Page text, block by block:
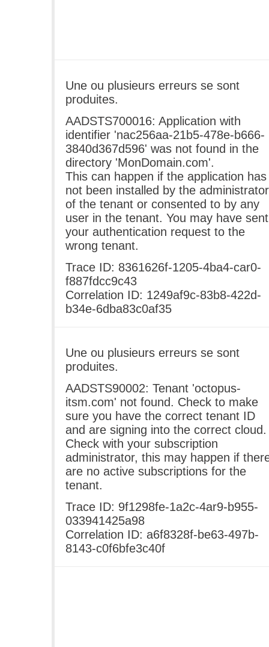
Une ou plusieurs erreurs se sont
produites.
AADSTS700016: Application with
identifier 'nac256aa-21b5-478e-b666-
3840d367d596' was not found in the
directory 'MonDomain.com'.
This can happen if the application has
not been installed by the administrator
of the tenant or consented to by any
user in the tenant. You may have sent
your authentication request to the
wrong tenant.
Trace ID: 8361626f-1205-4ba4-car0-
f887fdcc9c43
Correlation ID: 1249af9c-83b8-422d-
b34e-6dba83c0af35
Une ou plusieurs erreurs se sont
produites.
AADSTS90002: Tenant 'octopus-
itsm.com' not found. Check to make
sure you have the correct tenant ID
and are signing into the correct cloud.
Check with your subscription
administrator, this may happen if
are no active subscriptions for the
tenant.
Trace ID: 9f1298fe-1a2c-4ar9-b955-
033941425a98
Correlation ID: a6f8328f-be63-497b-
8143-c0f6bfe3c40f